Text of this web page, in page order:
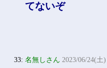
てないぞ
33:名無しさん 2023/06/24(土